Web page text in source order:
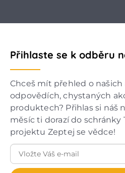
Přihlaste se k odběru
Chceš mít přehled o
odpovědích, chystaných
produktech? Přihlas si náš
měsíc ti dorazí do schránky
projektu Zeptej se vědce!